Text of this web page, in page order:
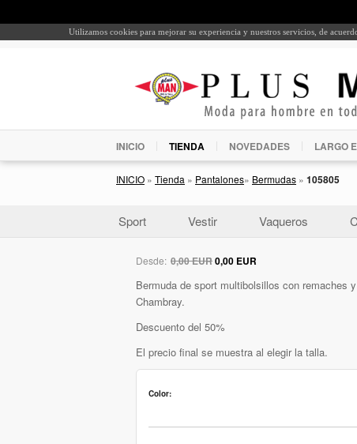
Utilizamos cookies para mejorar su experiencia y nuestros servicios, de
INICIO TIENDA NOVEDADES LARGO
INICIO » Tienda » Pantalones» Bermudas » 105805
Sport Vestir Vaqueros
Desde: 0,00 EUR0,00 EUR
Bermuda de sport multibolsillos con remaches
Chambray.
Descuento del 50%
El precio final se muestra al elegir la talla.
Color: